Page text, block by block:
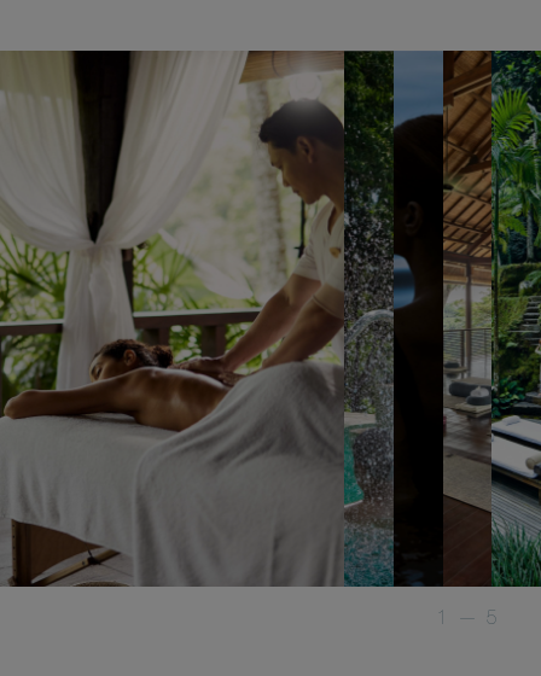
1 — 5